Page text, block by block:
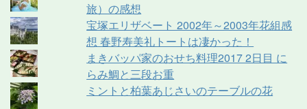
旅）の感想
宝塚エリザベート 2002年～2003年花組感
想 春野寿美礼トートは凄かった！
まきバッパ家のおせち料理2017 2日目 に
らみ鯛と三段お重
ミントと柏葉あじさいのテーブルの花